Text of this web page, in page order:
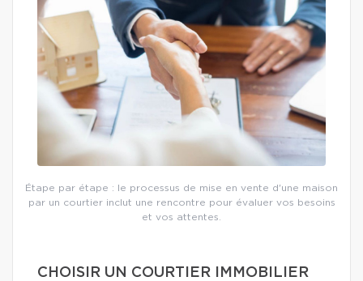
Étape par étape : le processus de mise en vente d'une maison
par un courtier inclut une rencontre pour évaluer vos besoins
et vos attentes.
CHOISIR UN COURTIER IMMOBILIER